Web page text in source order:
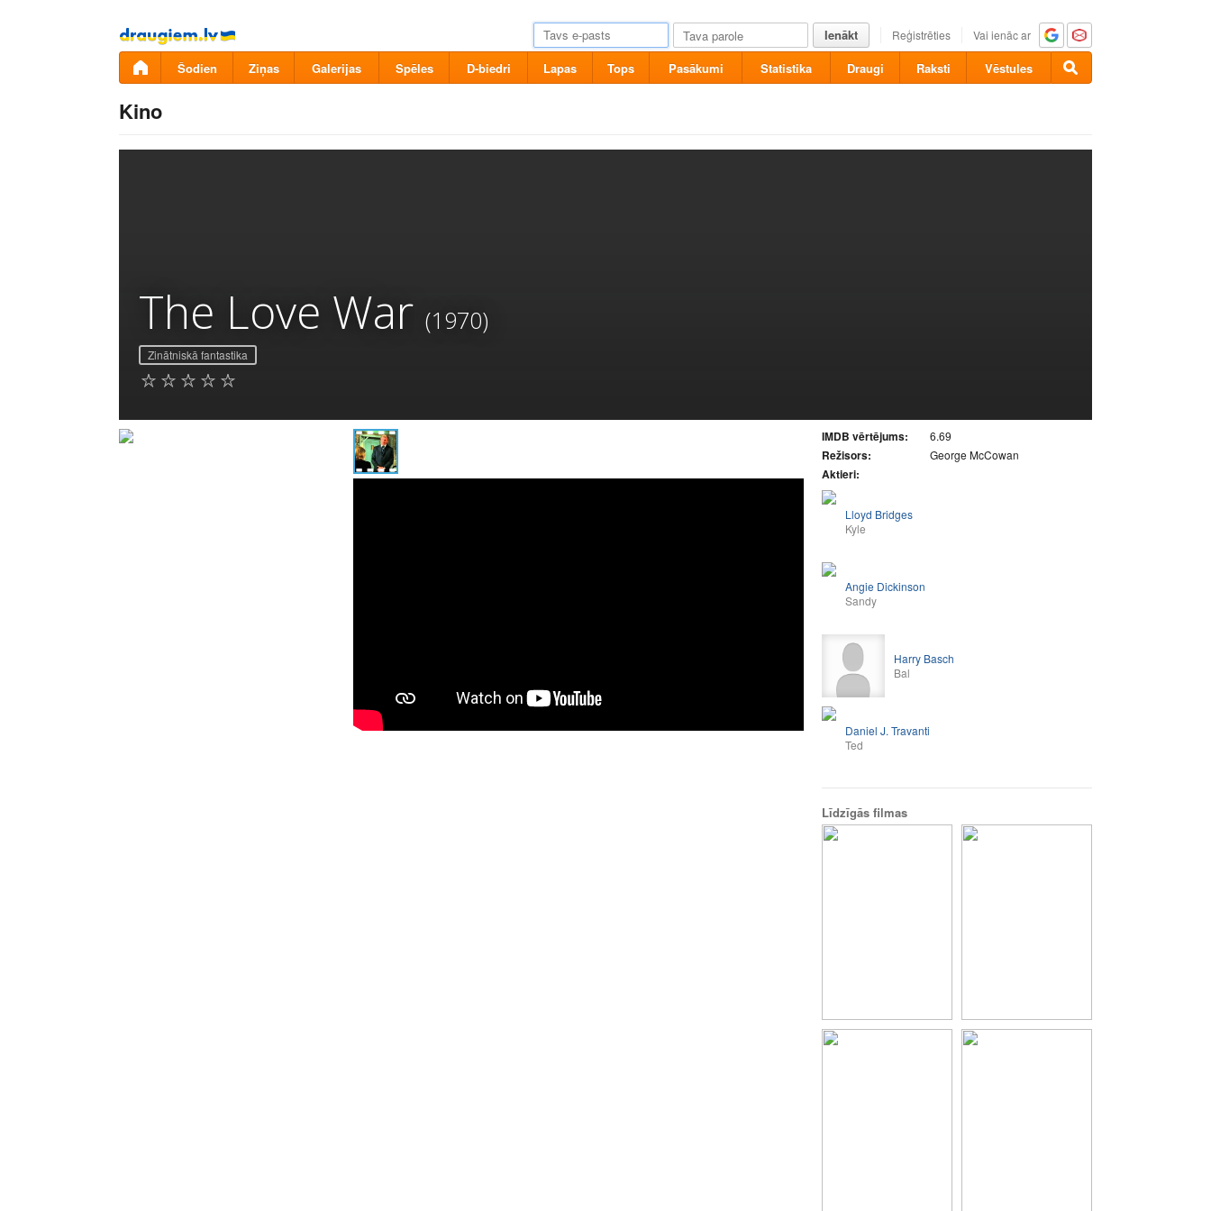
Pāriet
uz
saturu
Ienākt Reģistrēties Vai ienāc ar
Šodien Ziņas Galerijas Spēles D-biedri Lapas Tops Pasākumi Statistika Draugi Raksti Vēstules
Kino
The Love War (1970)
Zinātniskā fantastika
IMDB vērtējums: 6.69
Režisors: George McCowan
Aktieri:
Lloyd Bridges
Kyle
Angie Dickinson
Sandy
Harry Basch
Bal
Daniel J. Travanti
Ted
Līdzīgās filmas